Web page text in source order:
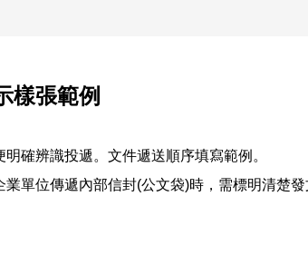
樣張範例
確辨識投遞。文件遞送順序填寫範例。
單位傳遞內部信封(公文袋)時，需標明清楚